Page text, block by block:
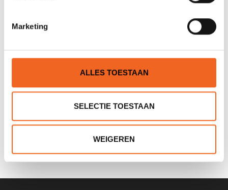
Marketing
ALLES TOESTAAN
SELECTIE TOESTAAN
WEIGEREN
NANUK NANO 320,
WATERDICHTE BOX
NANUK 225,
WATERDICHTE BOX